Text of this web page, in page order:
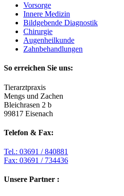
Vorsorge
Innere Medizin
Bildgebende Diagnostik
Chirurgie
Augenheilkunde
Zahnbehandlungen
So erreichen Sie uns:
Tierarztpraxis
Mengs und Zachen
Bleichrasen 2 b
99817 Eisenach
Telefon & Fax:
Tel.: 03691 / 840881
Fax: 03691 / 734436
Unsere Partner :